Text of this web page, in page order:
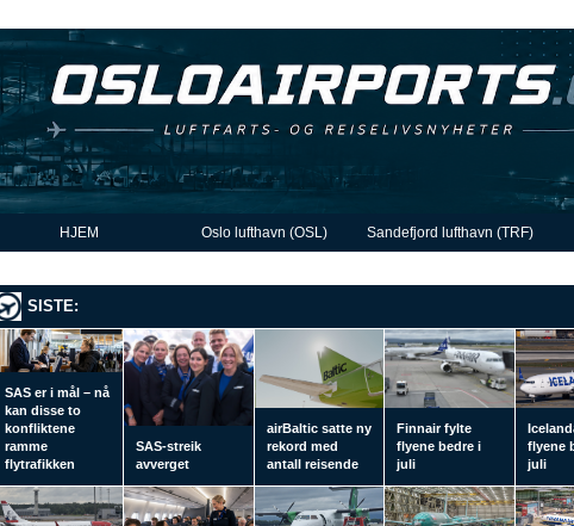
HJEM Oslo lufthavn (OSL) Sandefjord lufthavn (TRF)
SISTE:
SAS er i mål – nå
kan disse to
konfliktene
ramme
flytrafikken
SAS-streik
avverget
airBaltic satte ny
rekord med
antall reisende
Finnair fylte
flyene bedre i
juli
flyene
juli